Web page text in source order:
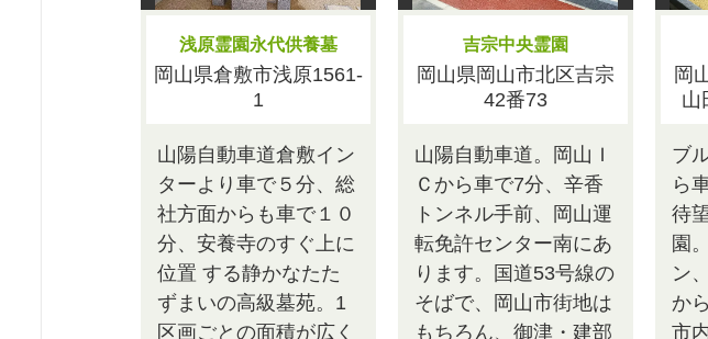
浅原霊園永代供養墓
岡山県倉敷市浅原1561-
1
山陽自動車道倉敷イン
ターより車で５分、総
社方面からも車で１０
分、安養寺のすぐ上に
位置 する静かなたた
ずまいの高級墓苑。1
区画ごとの面積が広く
吉宗中央霊園
岡山県岡山市北区吉宗
42番73
山陽自動車道。岡山Ｉ
Ｃから車で7分、辛香
トンネル手前、岡山運
転免許センター南にあ
ります。国道53号線の
そばで、岡山市街地は
もちろん、御津・建部
岡
山
ブ
ら
待
園
ン
か
市